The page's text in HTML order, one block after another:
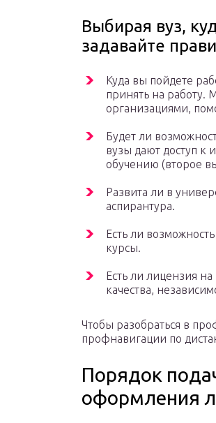
Выбирая вуз,
задавайте
Куда вы пойдете
принять на работу.
организациями,
Будет ли
вузы дают доступ к
обучению (второе
Развита ли в
аспирантура.
Есть ли
курсы.
Есть ли лицензия
качества,
Чтобы разобраться в
профнавигации по
Порядок
оформления